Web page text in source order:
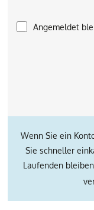
Angemeldet
Wenn Sie ein
Sie schneller
Laufenden